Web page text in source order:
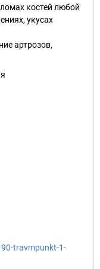
костей любой
укусах
артрозов,
travmpunkt-1-